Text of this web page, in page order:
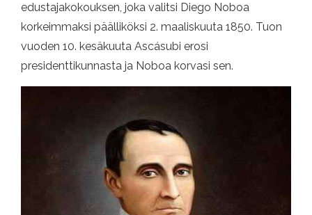
edustajakokouksen, joka valitsi Diego Noboa
korkeimmaksi päälliköksi 2. maaliskuuta 1850. Tuon
vuoden 10. kesäkuuta Ascásubi erosi
presidenttikunnasta ja Noboa korvasi sen.